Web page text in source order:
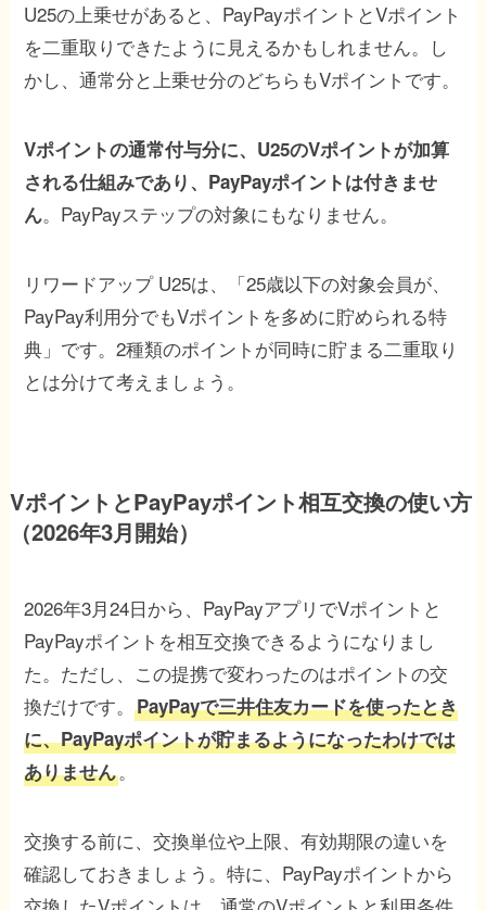
U25の上乗せがあると、PayPayポイントとVポイント
を二重取りできたように見えるかもしれません。し
かし、通常分と上乗せ分のどちらもVポイントです。
Vポイントの通常付与分に、U25のVポイントが加算
される仕組みであり、PayPayポイントは付きませ
ん。PayPayステップの対象にもなりません。
リワードアップ U25は、「25歳以下の対象会員が、
PayPay利用分でもVポイントを多めに貯められる特
典」です。2種類のポイントが同時に貯まる二重取り
とは分けて考えましょう。
VポイントとPayPayポイント相互交換の使い方
（2026年3月開始）
2026年3月24日から、PayPayアプリでVポイントと
PayPayポイントを相互交換できるようになりまし
た。ただし、この提携で変わったのはポイントの交
換だけです。PayPayで三井住友カードを使ったとき
に、PayPayポイントが貯まるようになったわけでは
ありません。
交換する前に、交換単位や上限、有効期限の違いを
確認しておきましょう。特に、PayPayポイントから